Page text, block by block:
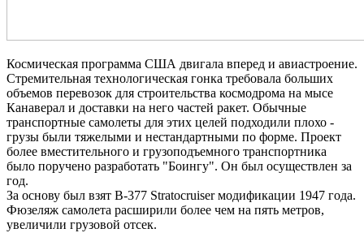
Космическая программа США двигала вперед и авиастроение.
Стремительная технологическая гонка требовала больших
объемов перевозок для строительства космодрома на мысе
Канаверал и доставки на него частей ракет. Обычные
транспортные самолеты для этих целей подходили плохо -
грузы были тяжелыми и нестандартными по форме. Проект
более вместительного и грузоподъемного транспортника
было поручено разработать "Боингу". Он был осуществлен за
год.
За основу был взят B-377 Stratocruiser модификации 1947 года.
Фюзеляж самолета расширили более чем на пять метров,
увеличили грузовой отсек.